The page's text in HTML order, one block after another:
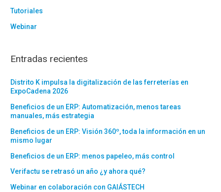
Tutoriales
Webinar
Entradas recientes
Distrito K impulsa la digitalización de las ferreterías en
ExpoCadena 2026
Beneficios de un ERP: Automatización, menos tareas
manuales, más estrategia
Beneficios de un ERP: Visión 360º, toda la información en un
mismo lugar
Beneficios de un ERP: menos papeleo, más control
Verifactu se retrasó un año ¿y ahora qué?
Webinar en colaboración con GAIÁSTECH